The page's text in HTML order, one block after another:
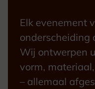
Elk evenement
onderscheiding
Wij ontwerpen
vorm,
– allemaal